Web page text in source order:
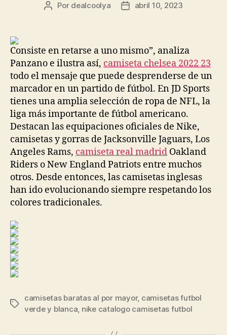
Autor
Por dealcoolya
Fechaabril 10, 2023
Consiste en retarse a uno mismo”, analiza
Panzano e ilustra así, camiseta chelsea 2022 23
todo el mensaje que puede desprenderse de un
marcador en un partido de fútbol. En JD Sports
tienes una amplia selección de ropa de NFL, la
liga más importante de fútbol americano.
Destacan las equipaciones oficiales de Nike,
camisetas y gorras de Jacksonville Jaguars, Los
Angeles Rams, camiseta real madrid Oakland
Riders o New England Patriots entre muchos
otros. Desde entonces, las camisetas inglesas
han ido evolucionando siempre respetando los
colores tradicionales.
Etiquetas
camisetas baratas al por mayor, camisetas futbol
verde y blanca nike catalogo camisetas futbol